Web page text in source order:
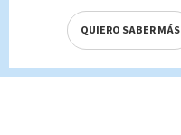
QUIERO SABER MÁS